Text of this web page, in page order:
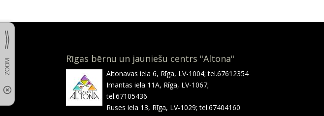
Rīgas bērnu un jauniešu centrs "Altona"
Altonavas iela 6, Rīga, LV-1004; tel.67612354
Imantas iela 11A, Rīga, LV-1067;
tel.67105436
Ruses iela 13, Rīga, LV-1029; tel.67404160